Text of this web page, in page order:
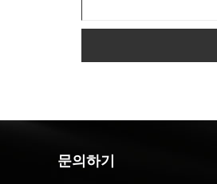
문의하기